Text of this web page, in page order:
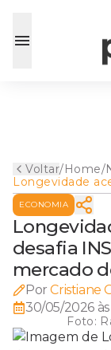
Voltar/Home/
Longevidade
brasileiro
impõe mudanças
mercado de
ECONOMIA
desafia
mercado
Por Cristiane
30/05/2026 às
Foto: